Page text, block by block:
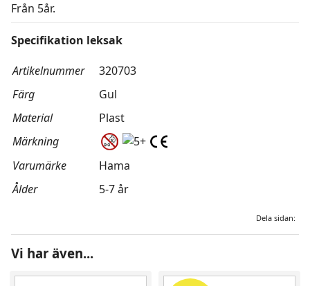
Från 5år.
Specifikation leksak
Artikelnummer
320703
Färg
Gul
Material
Plast
Märkning
Varumärke
Hama
Ålder
5-7 år
Dela sidan:
Vi har även...